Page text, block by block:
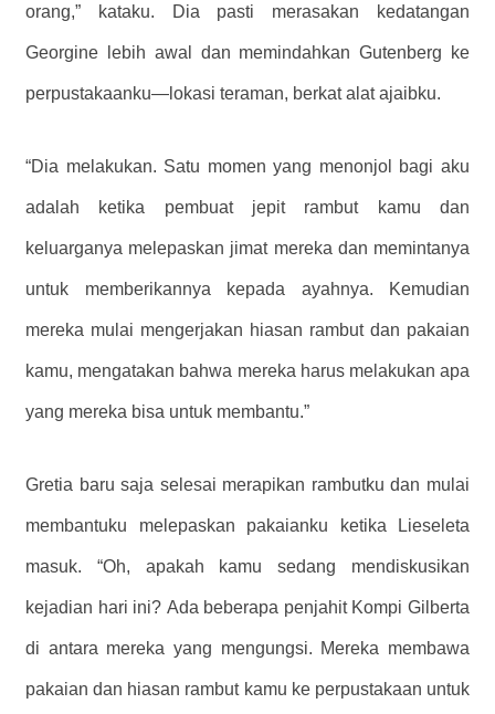
orang,” kataku. Dia pasti merasakan kedatangan
Georgine lebih awal dan memindahkan Gutenberg ke
perpustakaanku—lokasi teraman, berkat alat ajaibku.
“Dia melakukan. Satu momen yang menonjol bagi aku
adalah ketika pembuat jepit rambut kamu dan
keluarganya melepaskan jimat mereka dan memintanya
untuk memberikannya kepada ayahnya. Kemudian
mereka mulai mengerjakan hiasan rambut dan pakaian
kamu, mengatakan bahwa mereka harus melakukan apa
yang mereka bisa untuk membantu.”
Gretia baru saja selesai merapikan rambutku dan mulai
membantuku melepaskan pakaianku ketika Lieseleta
masuk. “Oh, apakah kamu sedang mendiskusikan
kejadian hari ini? Ada beberapa penjahit Kompi Gilberta
di antara mereka yang mengungsi. Mereka membawa
pakaian dan hiasan rambut kamu ke perpustakaan untuk